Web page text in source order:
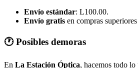
Envío estándar: L100.00.
Envío gratis en compras
🕐 Posibles demoras
En La Estación Óptica, hacemos todo lo